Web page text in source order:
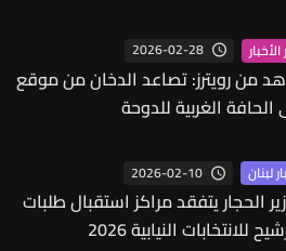
2026-02-28
من رويترز: تصاعد الدخان من موقع
الحافة الغربية للدوحة
لبنان 2026-02-10
الحجار يتفقد مراكز استقبال طلبات
للانتخابات النيابية 2026